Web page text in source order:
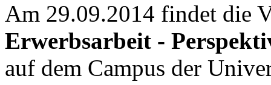
Am 29.09.2014 findet die
Erwerbsarbeit -
auf dem Campus der